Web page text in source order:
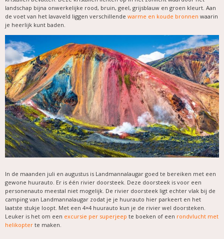
landschap bijna onwerkelijke rood, bruin, geel, grijsblauw en groen kleurt. Aan
de voet van het lavaveld liggen verschillende warme en koude bronnen waarin
je heerlijk kunt baden.
In de maanden juli en augustus is Landmannalaugar goed te bereiken met een
gewone huurauto. Er is één rivier doorsteek. Deze doorsteek is voor een
personenauto meestal niet mogelijk. De rivier doorsteek ligt echter vlak bij de
camping van Landmannalaugar zodat je je huurauto hier parkeert en het
laatste stukje loopt. Met een 4×4 huurauto kun je de rivier wel doorsteken.
Leuker is het om een excursie per superjeep te boeken of een rondvlucht met
helikopter te maken.